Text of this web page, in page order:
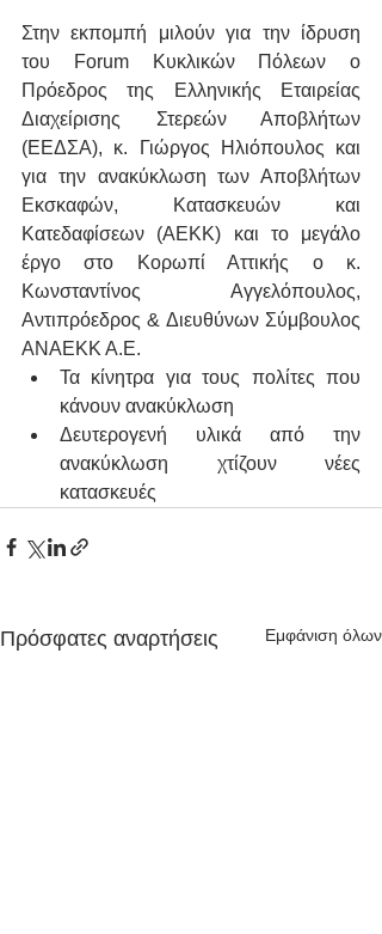
Στην εκπομπή μιλούν για την ίδρυση
του Forum Κυκλικών Πόλεων ο
Πρόεδρος της Ελληνικής Εταιρείας
Διαχείρισης Στερεών Αποβλήτων
(ΕΕΔΣΑ), κ. Γιώργος Ηλιόπουλος και
για την ανακύκλωση των Αποβλήτων
Εκσκαφών, Κατασκευών και
Κατεδαφίσεων (ΑΕΚΚ) και το μεγάλο
έργο στο Κορωπί Αττικής ο κ.
Κωνσταντίνος Αγγελόπουλος,
Αντιπρόεδρος & Διευθύνων Σύμβουλος
ΑΝΑΕΚΚ Α.Ε.
Τα κίνητρα για τους πολίτες που
κάνουν ανακύκλωση
Δευτερογενή υλικά από την
ανακύκλωση χτίζουν νέες
κατασκευές
Πρόσφατες αναρτήσεις Εμφάνιση όλων